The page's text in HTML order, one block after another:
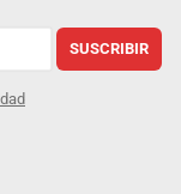
SUSCRIBIR